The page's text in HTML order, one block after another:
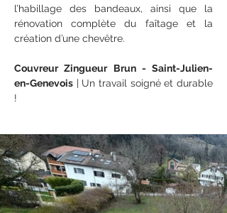
l’habillage des bandeaux, ainsi que la
rénovation complète du faîtage et la
création d’une chevêtre.
Couvreur Zingueur Brun - Saint-Julien-
en-Genevois | Un travail soigné et durable
!